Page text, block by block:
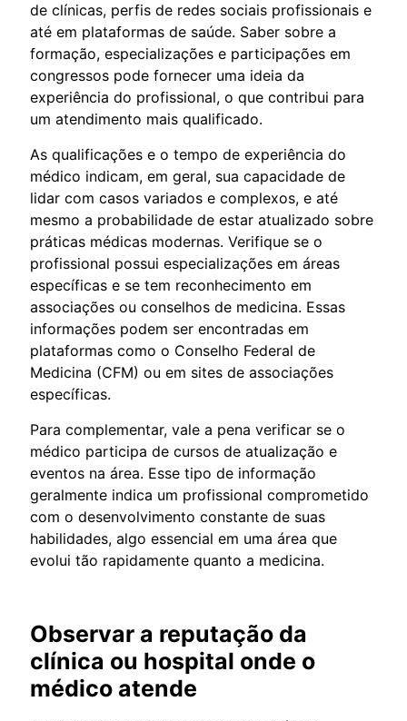
de clínicas, perfis de redes sociais profissionais e
até em plataformas de saúde. Saber sobre a
formação, especializações e participações em
congressos pode fornecer uma ideia da
experiência do profissional, o que contribui para
um atendimento mais qualificado.
As qualificações e o tempo de experiência do
médico indicam, em geral, sua capacidade de
lidar com casos variados e complexos, e até
mesmo a probabilidade de estar atualizado sobre
práticas médicas modernas. Verifique se o
profissional possui especializações em áreas
específicas e se tem reconhecimento em
associações ou conselhos de medicina. Essas
informações podem ser encontradas em
plataformas como o Conselho Federal de
Medicina (CFM) ou em sites de associações
específicas.
Para complementar, vale a pena verificar se o
médico participa de cursos de atualização e
eventos na área. Esse tipo de informação
geralmente indica um profissional comprometido
com o desenvolvimento constante de suas
habilidades, algo essencial em uma área que
evolui tão rapidamente quanto a medicina.
Observar a reputação da
clínica ou hospital onde o
médico atende